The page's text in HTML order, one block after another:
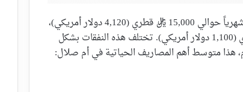
يبلغ متوسط ​​تكلفة المعيشة في أم صلال لعائلة مكونة من 4 أفراد شهرياً حوالي 15,000 ريال قطري (4,120 دولار أمريكي)،
بينما تبلغ تكلفة المعيشة للفرد (شاب أعزب) حوالي 4,000 ريال قطري (1,100 دولار أمريكي). تختلف هذه النفقات بشكل
هذا متوسط أهم المصاريف الحياتية في أم صلال: